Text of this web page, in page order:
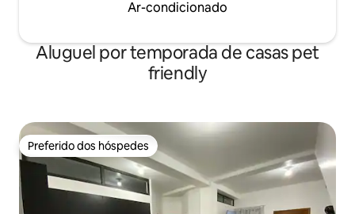
Ar-condicionado
Aluguel por temporada de casas pet
friendly
Preferido dos hóspedes
Preferido dos hóspedes